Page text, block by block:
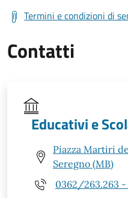
Termini e condizioni di
Contatti
Educativi e
Piazza Martiri
Seregno (MB)
0362/263.263 -